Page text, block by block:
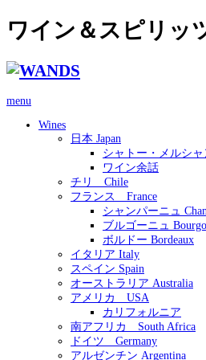
ワイン＆スピリッ
menu
Wines
日本 Japan
シャトー・メルシャ
ワイン余話
チリ Chile
フランス France
シャンパーニュ
ブルゴーニュ
ボルドー Bordeaux
イタリア Italy
スペイン Spain
オーストラリア Australia
アメリカ USA
カリフォルニア
南アフリカ South Africa
ドイツ Germany
アルゼンチン Argentina